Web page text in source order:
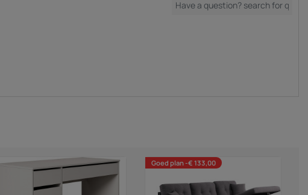
Goed plan -€ 133,00